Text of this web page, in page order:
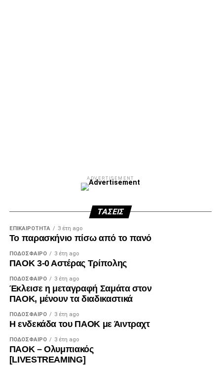
ADVERTISEMENT
ΤΆΣΕΙΣ
ΕΠΙΚΑΙΡΌΤΗΤΑ 3 έτη ago
Το παρασκήνιο πίσω από το πανό
ΠΟΔΌΣΦΑΙΡΟ 3 έτη ago
ΠΑΟΚ 3-0 Αστέρας Τρίπολης
ΠΟΔΌΣΦΑΙΡΟ 3 έτη ago
Έκλεισε η μεταγραφή Σαμάτα στον
ΠΑΟΚ, μένουν τα διαδικαστικά
ΠΟΔΌΣΦΑΙΡΟ 3 έτη ago
Η ενδεκάδα του ΠΑΟΚ με Άιντραχτ
ΠΟΔΌΣΦΑΙΡΟ 3 έτη ago
ΠΑΟΚ – Ολυμπιακός
[LIVESTREAMING]